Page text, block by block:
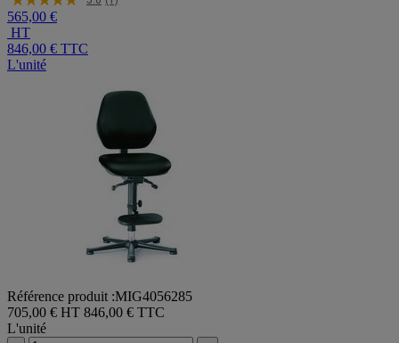
565,00 €
HT
846,00 € TTC
L'unité
Référence produit :MIG4056285
705,00 € HT 846,00 € TTC
L'unité